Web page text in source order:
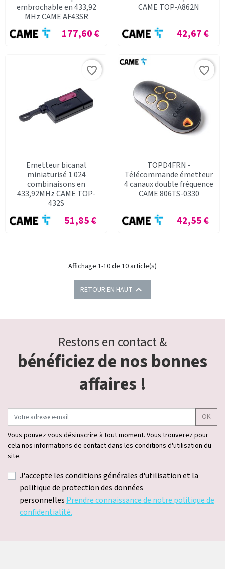
embrochable en 433,92
MHz CAME AF43SR
Prix
177,60 €
CAME TOP-A862N
Prix
42,67 €
Emetteur bicanal
miniaturisé 1 024
combinaisons en
433,92MHz CAME TOP-
432S
Prix
51,85 €
favorite_border
TOPD4FRN -
Télécommande émetteur
4 canaux double fréquence
CAME 806TS-0330
Prix
42,55 €
favorite_border
Affichage 1-10 de 10 article(s)
RETOUR EN HAUT 
Restons en contact &
bénéficiez de nos bonnes
affaires !
OK
Vous pouvez vous désinscrire à tout moment. Vous trouverez pour
cela nos informations de contact dans les conditions d'utilisation du
site.
J'accepte les conditions générales d'utilisation et la
politique de protection des données
personnelles Prendre connaissance de notre politique de
confidentialité.